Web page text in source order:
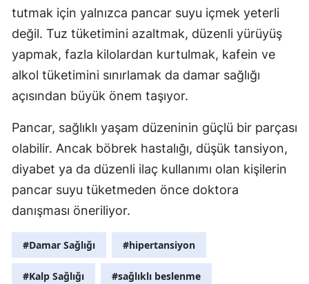
tutmak için yalnızca pancar suyu içmek yeterli
değil. Tuz tüketimini azaltmak, düzenli yürüyüş
yapmak, fazla kilolardan kurtulmak, kafein ve
alkol tüketimini sınırlamak da damar sağlığı
açısından büyük önem taşıyor.
Pancar, sağlıklı yaşam düzeninin güçlü bir parçası
olabilir. Ancak böbrek hastalığı, düşük tansiyon,
diyabet ya da düzenli ilaç kullanımı olan kişilerin
pancar suyu tüketmeden önce doktora
danışması öneriliyor.
#Damar Sağlığı #hipertansiyon
#Kalp Sağlığı #sağlıklı beslenme